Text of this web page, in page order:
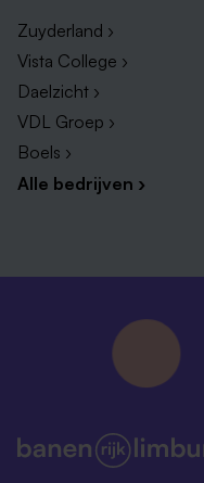
Zuyderland ›
Vista College ›
Daelzicht ›
VDL Groep ›
Boels ›
Alle bedrijven ›